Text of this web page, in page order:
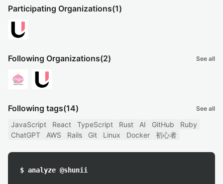
Participating Organizations(1)
Following Organizations(2) See all
Following tags(14) See all
JavaScript React TypeScript Rust AI GitHub
Ruby
ChatGPT
AWS Rails Git Linux Docker 初心者
$ analyze @shunii